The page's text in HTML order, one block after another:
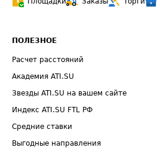
ПОЛЕЗНОЕ
Расчет расстояний
Академия ATI.SU
Звезды ATI.SU на вашем сайте
Индекс ATI.SU FTL РФ
Средние ставки
Выгодные направления